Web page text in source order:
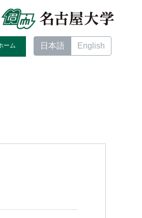
ーム 日本語 English